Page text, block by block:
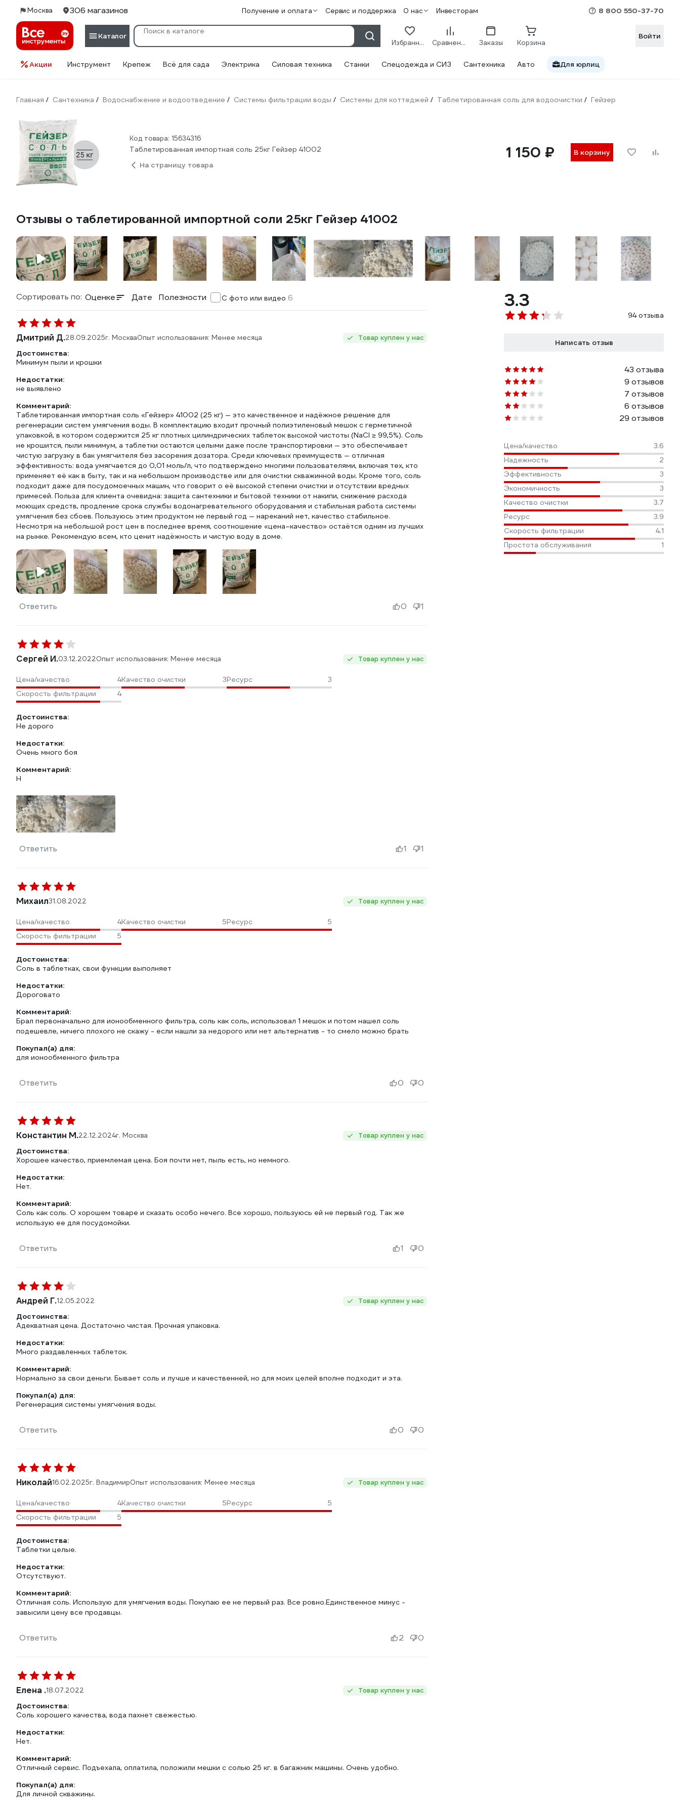
Москва 306 магазинов Получение и оплата Сервис и поддержка О нас Инвесторам 8 800 550-37-70
Каталог
Избранное Сравнение Заказы Корзина
Войти
Акции Инструмент Крепеж Всё для сада Электрика Силовая техника Станки Спецодежда и СИЗ Сантехника Авто Для юрлиц
Главная / Сантехника / Водоснабжение и водоотведение / Системы фильтрации воды / Системы для коттеджей / Таблетированная соль для водоочистки / Гейзер
Код товара: 15634316
Таблетированная импортная соль 25кг Гейзер 41002
На страницу товара
1 150 ₽ В корзину
Отзывы о таблетированной импортной соли 25кг Гейзер 41002
Сортировать по: Оценке Дате Полезности С фото или видео 6
Дмитрий Д.28.09.2025г. МоскваОпыт использования: Менее месяца Товар куплен у нас
Достоинства:
Минимум пыли и крошки
Недостатки:
не выявлено
Комментарий:
Таблетированная импортная соль «Гейзер» 41002 (25 кг) — это качественное и надёжное решение для
регенерации систем умягчения воды. В комплектацию входит прочный полиэтиленовый мешок с герметичной
упаковкой, в котором содержится 25 кг плотных цилиндрических таблеток высокой чистоты (NaCl ≥ 99,5%). Соль
не крошится, пыли минимум, а таблетки остаются целыми даже после транспортировки — это обеспечивает
чистую загрузку в бак умягчителя без засорения дозатора. Среди ключевых преимуществ — отличная
эффективность: вода умягчается до 0,01 моль/л, что подтверждено многими пользователями, включая тех, кто
применяет её как в быту, так и на небольшом производстве или для очистки скважинной воды. Кроме того, соль
подходит даже для посудомоечных машин, что говорит о её высокой степени очистки и отсутствии вредных
примесей. Польза для клиента очевидна: защита сантехники и бытовой техники от накипи, снижение расхода
моющих средств, продление срока службы водонагревательного оборудования и стабильная работа системы
умягчения без сбоев. Пользуюсь этим продуктом не первый год — нареканий нет, качество стабильное.
Несмотря на небольшой рост цен в последнее время, соотношение «цена–качество» остаётся одним из лучших
на рынке. Рекомендую всем, кто ценит надёжность и чистую воду в доме.
Ответить 0 1
Сергей И.03.12.2022Опыт использования: Менее месяца Товар куплен у нас
Цена/качество 4Качество очистки 3Ресурс
3
Скорость фильтрации
4
Достоинства:
Не дорого
Недостатки:
Очень много боя
Комментарий:
Н
Ответить 1 1
Михаил31.08.2022 Товар куплен у нас
Цена/качество 4Качество очистки 5Ресурс
5
Скорость фильтрации
5
Достоинства:
Соль в таблетках, свои функции выполняет
Недостатки:
Дороговато
Комментарий:
Брал первоначально для ионообменного фильтра, соль как соль, использовал 1 мешок и потом нашел соль
подешевле, ничего плохого не скажу - если нашли за недорого или нет альтернатив - то смело можно брать
Покупал(а) для:
для ионообменного фильтра
Ответить 0 0
Константин М.22.12.2024г. Москва Товар куплен у нас
Достоинства:
Хорошее качество, приемлемая цена. Боя почти нет, пыль есть, но немного.
Недостатки:
Нет.
Комментарий:
Соль как соль. О хорошем товаре и сказать особо нечего. Все хорошо, пользуюсь ей не первый год. Так же
использую ее для посудомойки.
Ответить 1 0
Андрей Г.12.05.2022 Товар куплен у нас
Достоинства:
Адекватная цена. Достаточно чистая. Прочная упаковка.
Недостатки:
Много раздавленных таблеток.
Комментарий:
Нормально за свои деньги. Бывает соль и лучше и качественней, но для моих целей вполне подходит и эта.
Покупал(а) для:
Регенерация системы умягчения воды.
Ответить 0 0
Николай16.02.2025г. ВладимирОпыт использования: Менее месяца Товар куплен у нас
Цена/качество 4Качество очистки 5Ресурс
5
Скорость фильтрации
5
Достоинства:
Таблетки целые.
Недостатки:
Отсутствуют.
Комментарий:
Отличная соль. Использую для умягчения воды. Покупаю ее не первый раз. Все ровно.Единственное минус -
завысили цену все продавцы.
Ответить 2 0
Елена .18.07.2022 Товар куплен у нас
Достоинства:
Соль хорошего качества, вода пахнет свежестью.
Недостатки:
Нет.
Комментарий:
Отличный сервис. Подъехала, оплатила, положили мешки с солью 25 кг. в багажник машины. Очень удобно.
Покупал(а) для:
Для личной скважины.
3.3
94 отзыва
Написать отзыв
43 отзыва
9 отзывов
7 отзывов
6 отзывов
29 отзывов
Цена/качество
3.6
Надежность
2
Эффективность
3
Экономичность
3
Качество очистки
3.7
Ресурс
3.9
Скорость фильтрации
4.1
Простота обслуживания
1